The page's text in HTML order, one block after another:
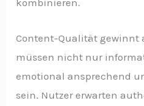
Content-Qualität gewinnt
müssen nicht nur
emotional ansprechend
sein. Nutzer erwarten